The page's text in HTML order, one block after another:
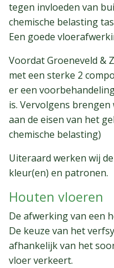
tegen invloeden van
chemische belasting
Een goede
Voordat Groeneveld &
met een sterke 2
er een
is. Vervolgens
aan de eisen van het
chemische belasting)
Uiteraard werken wij
kleur(en) en patronen.
Houten vloeren
De afwerking van een
De keuze van het
afhankelijk van het
vloer verkeert.